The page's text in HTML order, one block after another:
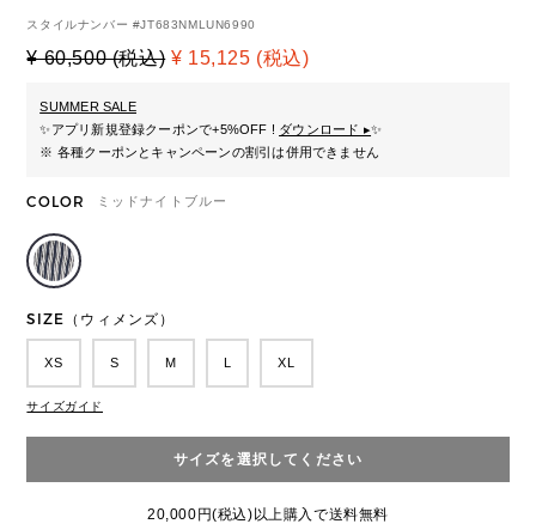
スタイルナンバー #JT683NMLUN6990
¥ 60,500 (税込) ¥ 15,125 (税込)
SUMMER SALE
✨アプリ新規登録クーポンで+5%OFF ! ダウンロード ▸✨
※ 各種クーポンとキャンペーンの割引は併用できません
COLOR ミッドナイトブルー
SIZE（ウィメンズ）
XS S M XL
サイズガイド
サイズを選択してください
20,000円(税込)以上購入で送料無料